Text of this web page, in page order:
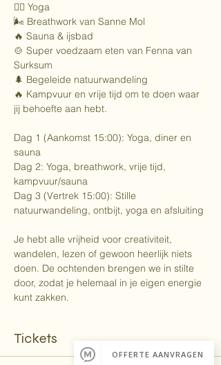
🧘‍♀️ Yoga
🌬 Breathwork van Sanne Mol
🔥 Sauna & ijsbad
🍲 Super voedzaam eten van Fenna van
Surksum
🌲 Begeleide natuurwandeling
🔥 Kampvuur en vrije tijd om te doen waar
jij behoefte aan hebt.
Dag 1 (Aankomst 15:00): Yoga, diner en
sauna
Dag 2: Yoga, breathwork, vrije tijd,
kampvuur/sauna
Dag 3 (Vertrek 15:00): Stille
natuurwandeling, ontbijt, yoga en afsluiting
Je hebt alle vrijheid voor creativiteit,
wandelen, lezen of gewoon heerlijk niets
doen. De ochtenden brengen we in stilte
door, zodat je helemaal in je eigen energie
kunt zakken.
Tickets